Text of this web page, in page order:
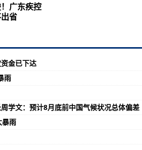
广东疾控
省
金已下达
雨
学文：预计8月底前中国气候状况总体偏差
暴雨